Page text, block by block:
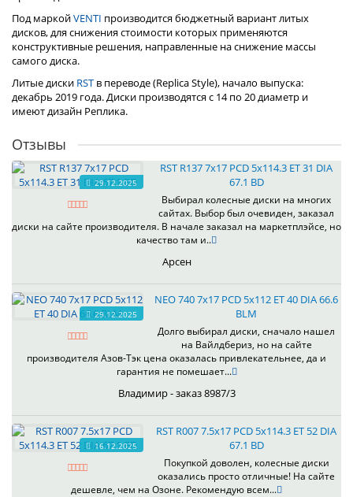
Под маркойVENTI производится бюджетный вариант литых
дисков, для снижения стоимости которых применяются
конструктивные решения, направленные на снижение массы
самого диска.
Литые диски RST в переводе (Replica Style), начало выпуска:
декабрь 2019 года. Диски производятся с 14 по 20 диаметр и
имеют дизайн Реплика.
Отзывы
29.12.2025
RST R137 7x17 PCD 5x114.3 ET 31 DIA
67.1 BD
Выбирал колесные диски на многих
сайтах. Выбор был очевиден, заказал
диски на сайте производителя. В начале заказал на маркетплэйсе, но
качество там и..
Арсен
29.12.2025
NEO 740 7x17 PCD 5x112 ET 40 DIA 66.6
BLM
Долго выбирал диски, сначало нашел
на Вайлдбериз, но на сайте
производителя Азов-Тэк цена оказалась привлекательнее, да и
гарантия не помешает...
Владимир - заказ 8987/3
16.12.2025
RST R007 7.5x17 PCD 5x114.3 ET 52 DIA
67.1 BD
Покупкой доволен, колесные диски
оказались просто отличные! На сайте
дешевле, чем на Озоне. Рекомендую всем...